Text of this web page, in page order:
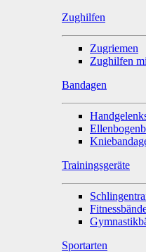
Zughilfen
Zugriemen
Zughilfen
Bandagen
Trainingsgeräte
Sportarten